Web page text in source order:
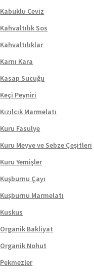
Kabuklu Ceviz
Kahvaltılık Sos
Kahvaltılıklar
Karnı Kara
Kasap Sucuğu
Keçi Peyniri
Kızılcık Marmelatı
Kuru Fasulye
Kuru Meyve ve Sebze Çeşitleri
Kuru Yemişler
Kuşburnu Çayı
Kuşburnu Marmelatı
Kuskus
Organik Bakliyat
Organik Nohut
Pekmezler